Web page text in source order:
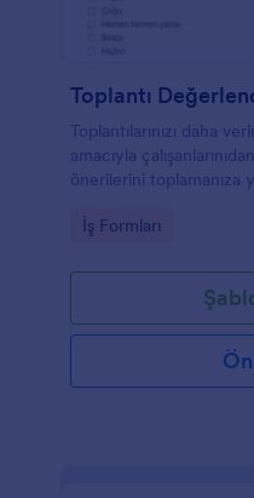
Toplantı
Toplantılarınızı daha
amacıyla
önerilerini toplamanıza
Go to Category:
İş Formları